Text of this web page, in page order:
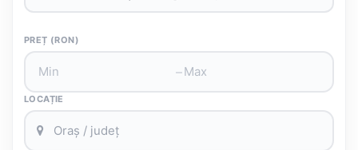
PREȚ (RON)
–
LOCAȚIE